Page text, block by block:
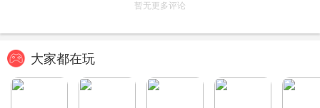
暂无更多评论
大家都在玩